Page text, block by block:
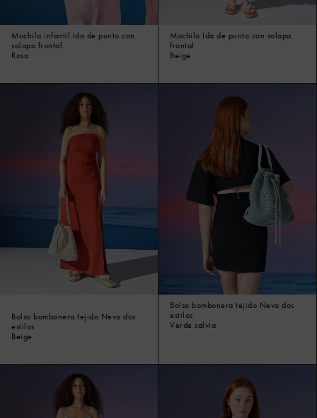
Mochila infantil Ida de punto con
solapa frontal
Rosa
Mochila Ida de punto con solapa
frontal
Beige
Bolso bombonera tejido Neva dos
estilos
Beige
Bolso bombonera tejido Neva dos
estilos
Verde salvia